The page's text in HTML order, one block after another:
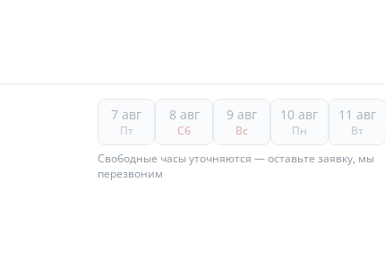
7 авг
Пт
8 авг
Сб
9 авг
Вс
10 авг
Пн
11 авг
Вт
Свободные часы уточняются — оставьте заявку, мы
перезвоним